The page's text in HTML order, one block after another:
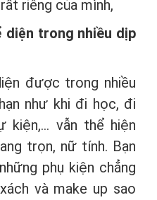
riêng của mình,
diện trong nhiều dịp
được trong nhiều
như khi đi học, đi
vẫn thể hiện
trọn, nữ tính. Bạn
phụ kiện chẳng
và make up sao